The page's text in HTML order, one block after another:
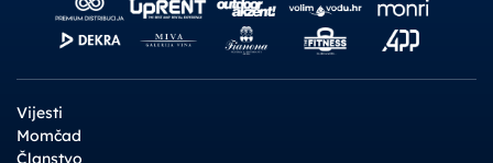
Vijesti
Momčad
Članstvo